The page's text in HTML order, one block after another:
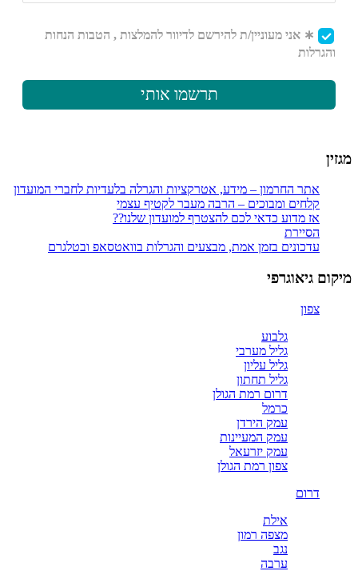
מגזין
אתר החרמון – מידע, אטרקציות והגרלה בלעדיות לחברי המועדון
קלחים ומבוכים – הרבה מעבר לקטיף עצמי
אז מדוע כדאי לכם להצטרף למועדון שלנו??
הסיירת
עדכונים בזמן אמת, מבצעים והגרלות בוואטסאפ ובטלגרם
מיקום גיאוגרפי
צפון
גלבוע
גליל מערבי
גליל עליון
גליל תחתון
דרום רמת הגולן
כרמל
עמק הירדן
עמק המעיינות
עמק יזרעאל
צפון רמת הגולן
דרום
אילת
מצפה רמון
נגב
ערבה